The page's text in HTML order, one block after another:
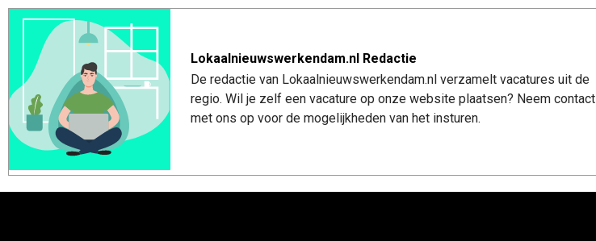
Lokaalnieuwswerkendam.nl Redactie
De redactie van Lokaalnieuwswerkendam.nl verzamelt vacatures uit de
regio. Wil je zelf een vacature op onze website plaatsen? Neem contact
met ons op voor de mogelijkheden van het insturen.